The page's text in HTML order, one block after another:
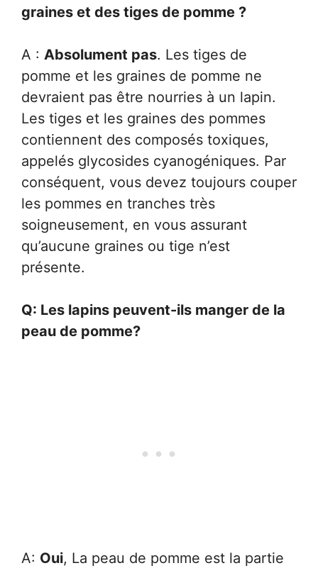
graines et des tiges de pomme ?
A : Absolument pas. Les tiges de
pomme et les graines de pomme ne
devraient pas être nourries à un lapin.
Les tiges et les graines des pommes
contiennent des composés toxiques,
appelés glycosides cyanogéniques. Par
conséquent, vous devez toujours couper
les pommes en tranches très
soigneusement, en vous assurant
qu’aucune graines ou tige n’est
présente.
Q: Les lapins peuvent-ils manger de la
peau de pomme?
A: Oui, La peau de pomme est la partie